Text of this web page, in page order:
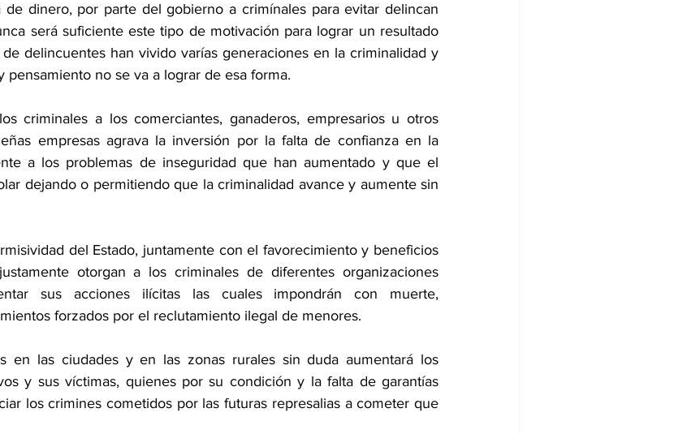
dinero, por parte del gobierno a crimínales para evitar delincan
será suficiente este tipo de motivación para lograr un resultado
delincuentes han vivido varías generaciones en la criminalidad y
pensamiento no se va a lograr de esa forma.
criminales a los comerciantes, ganaderos, empresarios u otros
empresas agrava la inversión por la falta de confianza en la
a los problemas de inseguridad que han aumentado y que el
dejando o permitiendo que la criminalidad avance y aumente sin
del Estado, juntamente con el favorecimiento y beneficios
otorgan a los criminales de diferentes organizaciones
sus acciones ilícitas las cuales impondrán con muerte,
forzados por el reclutamiento ilegal de menores.
en las ciudades y en las zonas rurales sin duda aumentará los
y sus víctimas, quienes por su condición y la falta de garantías
los crimines cometidos por las futuras represalias a cometer que